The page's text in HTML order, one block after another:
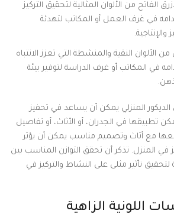
الفاتح من الألوان المثالية لتحقيق التركيز
في غرف العمل أو المكاتب لتهدئة
والإنتاجية.
الألوان النقية والمنشطة التي تعزز الانتباه
في المكاتب أو غرف الدراسة لتوفير بيئة
المنزلي يمكن أن يساعد في تحفيز
تطبيقها في الجدران، أو الأثاث، أو تفاصيل
مع أثاث وتصميم مناسب يمكن أن يؤثر
في المنزل. تذكر أن تحقق التوازن المناسب بين
لتحقيق تأثير مثلى على النشاط والتركيز في
اللونية الزاهية